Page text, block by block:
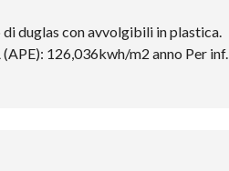
duglas con avvolgibili in plastica.
126,036kwh/m2 anno Per inf.